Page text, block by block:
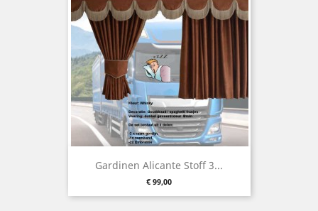
Gardinen Alicante Stoff 3...
Preis
€ 99,00